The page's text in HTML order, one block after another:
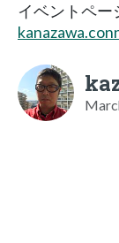
イベントペー